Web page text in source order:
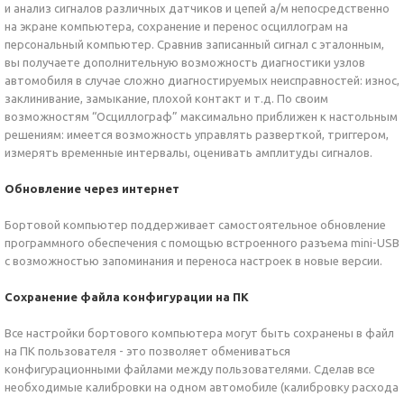
и анализ сигналов различных датчиков и цепей а/м непосредственно
на экране компьютера, сохранение и перенос осциллограм на
персональный компьютер. Сравнив записанный сигнал с эталонным,
вы получаете дополнительную возможность диагностики узлов
автомобиля в случае сложно диагностируемых неисправностей: износ,
заклинивание, замыкание, плохой контакт и т.д. По своим
возможностям “Осциллограф” максимально приближен к настольным
решениям: имеется возможность управлять разверткой, триггером,
измерять временные интервалы, оценивать амплитуды сигналов.
Обновление через интернет
Бортовой компьютер поддерживает самостоятельное обновление
программного обеспечения с помощью встроенного разъема mini-USB
с возможностью запоминания и переноса настроек в новые версии.
Сохранение файла конфигурации на ПК
Все настройки бортового компьютера могут быть сохранены в файл
на ПК пользователя - это позволяет обмениваться
конфигурационными файлами между пользователями. Сделав все
необходимые калибровки на одном автомобиле (калибровку расхода